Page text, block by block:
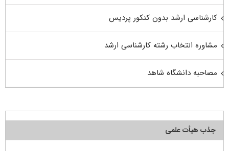
کارشناسی ارشد بدون کنکور پردیس
مشاوره انتخاب رشته کارشناسی ارشد
مصاحبه دانشگاه شاهد
جذب هیأت علمی